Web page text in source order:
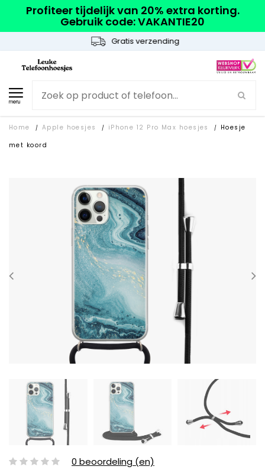
Profiteer tijdelijk van 20% extra korting.
Gebruik code: VAKANTIE20
Gratis verzending
menu
Home / Apple hoesjes / iPhone 12 Pro Max hoesjes /
Hoesje
met koord
0 beoordeling (en)